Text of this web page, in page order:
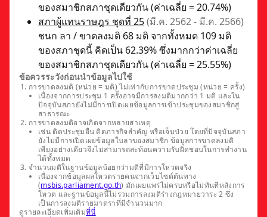
ของสมาชิกสภาชุดเดียวกัน (ค่าเฉลี่ย = 20.74%)
สภาผู้แทนราษฎร ชุดที่ 25(มี.ค. 2562 - มี.ค. 2566)
ชนก ลา / ขาดลงมติ 68 มติ จากทั้งหมด 109 มติ
ของสภาชุดนี้ คิดเป็น 62.39% ซึ่งมากกว่าค่าเฉลี่ย
ของสมาชิกสภาชุดเดียวกัน (ค่าเฉลี่ย = 25.55%)
ข้อควรระวังก่อนนำข้อมูลไปใช้
การขาดลงมติ (หน่วย = มติ) ไม่เท่ากับการขาดประชุม (หน่วย = ครั้ง)
เนื่องจากการประชุม 1 ครั้งอาจมีการลงมติมากกว่า 1 มติ และใน
ปัจจุบันสภายังไม่มีการเปิดเผยข้อมูลการเข้าประชุมของสมาชิกสู่
สาธารณะ
การขาดลงมติอาจเกิดจากหลายสาเหตุ
เช่น ติดประชุมอื่น ติดภารกิจสำคัญ หรือเจ็บป่วย โดยที่ปัจจุบันสภา
ยังไม่มีการเปิดเผยข้อมูลใบลาของสมาชิก ข้อมูลการขาดลงมติ
เพียงอย่างเดียวจึงไม่สามารถสะท้อนความรับผิดชอบในการทำงาน
ได้ทั้งหมด
จำนวนมติในฐานข้อมูลน้อยกว่ามติที่มีการโหวตจริง
เนื่องจากข้อมูลผลโหวตรายคนจากเว็บไซต์ต้นทาง
(msbis.parliament.go.th) มักเผยแพร่ไม่ครบหรือไม่ทันทีหลังการ
โหวต และฐานข้อมูลนี้ไม่รวมการลงมติร่างกฎหมายวาระ 2 ซึ่ง
เป็นการลงมติรายมาตราที่มีจำนวนมาก
ดูรายละเอียดเพิ่มเติมที่นี่